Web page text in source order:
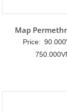
Map
Price: 90.000
750.000